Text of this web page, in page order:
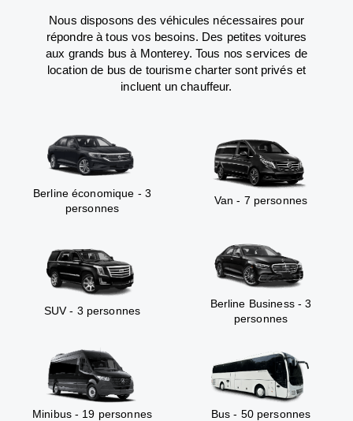
Nous disposons des véhicules nécessaires pour
répondre à tous vos besoins. Des petites voitures
aux grands bus à Monterey. Tous nos services de
location de bus de tourisme charter sont privés et
incluent un chauffeur.
Berline économique - 3
personnes
Van - 7 personnes
SUV - 3 personnes
Berline Business - 3
personnes
Minibus - 19 personnes Bus - 50 personnes